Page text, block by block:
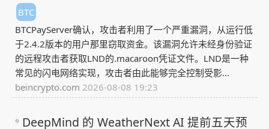
BTC
BTCPayServer确认，攻击者利用了一个严重漏洞，从运行低
于2.4.2版本的用户那里窃取资金。该漏洞允许未经身份验证
的远程攻击者获取LND的.macaroon凭证文件。LND是一种
常见的闪电网络实现，攻击者由此能够完全控制受影...
beincrypto.com 2026-08-08 19:23
DeepMind 的 WeatherNext AI 提前五天预